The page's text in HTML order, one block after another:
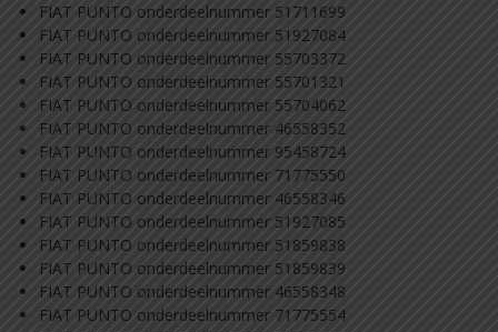
FIAT PUNTO onderdeelnummer 51711699
FIAT PUNTO onderdeelnummer 51927084
FIAT PUNTO onderdeelnummer 55703372
FIAT PUNTO onderdeelnummer 55701321
FIAT PUNTO onderdeelnummer 55704062
FIAT PUNTO onderdeelnummer 46558352
FIAT PUNTO onderdeelnummer 95458724
FIAT PUNTO onderdeelnummer 71775550
FIAT PUNTO onderdeelnummer 46558346
FIAT PUNTO onderdeelnummer 51927085
FIAT PUNTO onderdeelnummer 51859838
FIAT PUNTO onderdeelnummer 51859839
FIAT PUNTO onderdeelnummer 46558348
FIAT PUNTO onderdeelnummer 71775554